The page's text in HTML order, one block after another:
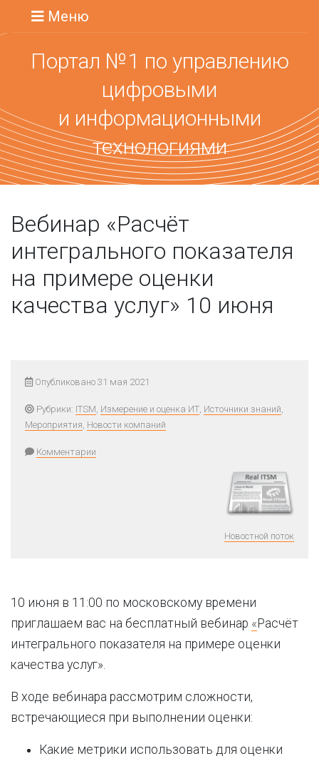
Меню
Портал №1 по управлению
цифровыми
и информационными
технологиями
Вебинар «Расчёт
интегрального показателя
на примере оценки
качества услуг» 10 июня
Опубликовано 31 мая 2021
Рубрики: ITSM, Измерение и оценка ИТ, Источники знаний,
Мероприятия, Новости компаний
Комментарии
Новостной поток
10 июня в 11:00 по московскому времени
приглашаем вас на бесплатный вебинар « Расчёт
интегрального показателя на примере оценки
качества услуг».
В ходе вебинара рассмотрим сложности,
встречающиеся при выполнении оценки:
Какие метрики использовать для оценки